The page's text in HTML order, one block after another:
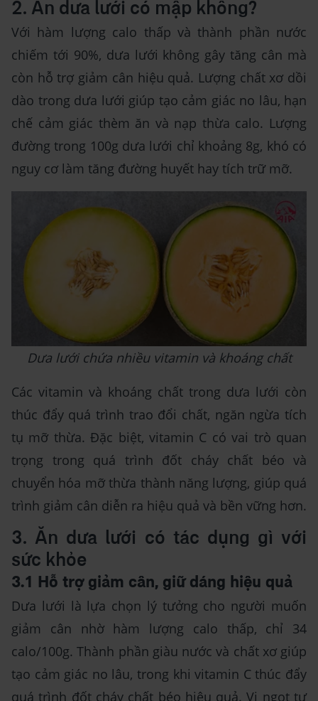
2. Ăn dưa lưới có mập không?
Với hàm lượng calo thấp và thành phần nước
chiếm tới 90%, dưa lưới không gây tăng cân mà
còn hỗ trợ giảm cân hiệu quả. Lượng chất xơ dồi
dào trong dưa lưới giúp tạo cảm giác no lâu, hạn
chế cảm giác thèm ăn và nạp thừa calo. Lượng
đường trong 100g dưa lưới chỉ khoảng 8g, khó có
nguy cơ làm tăng đường huyết hay tích trữ mỡ.
Dưa lưới chứa nhiều vitamin và khoáng chất
Các vitamin và khoáng chất trong dưa lưới còn
thúc đẩy quá trình trao đổi chất, ngăn ngừa tích
tụ mỡ thừa. Đặc biệt, vitamin C có vai trò quan
trọng trong quá trình đốt cháy chất béo và
chuyển hóa mỡ thừa thành năng lượng, giúp quá
trình giảm cân diễn ra hiệu quả và bền vững hơn.
3. Ăn dưa lưới có tác dụng gì với
sức khỏe
3.1 Hỗ trợ giảm cân, giữ dáng hiệu quả
Dưa lưới là lựa chọn lý tưởng cho người muốn
giảm cân nhờ hàm lượng calo thấp, chỉ 34
calo/100g. Thành phần giàu nước và chất xơ giúp
tạo cảm giác no lâu, trong khi vitamin C thúc đẩy
quá trình đốt cháy chất béo hiệu quả. Vị ngọt tự